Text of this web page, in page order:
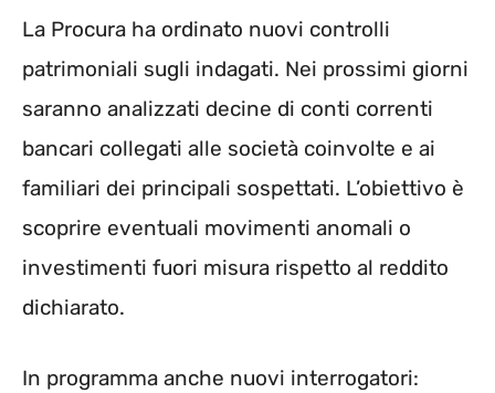
La Procura ha ordinato nuovi controlli
patrimoniali sugli indagati. Nei prossimi giorni
saranno analizzati decine di conti correnti
bancari collegati alle società coinvolte e ai
familiari dei principali sospettati. L’obiettivo è
scoprire eventuali movimenti anomali o
investimenti fuori misura rispetto al reddito
dichiarato.
In programma anche nuovi interrogatori: